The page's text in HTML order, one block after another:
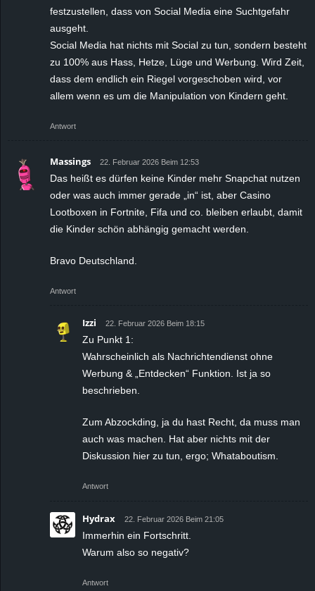
festzustellen, dass von Social Media eine Suchtgefahr
ausgeht.
Social Media hat nichts mit Social zu tun, sondern besteht
zu 100% aus Hass, Hetze, Lüge und Werbung. Wird Zeit,
dass dem endlich ein Riegel vorgeschoben wird, vor
allem wenn es um die Manipulation von Kindern geht.
Antwort
Massings 22. Februar 2026 Beim 12:53
Das heißt es dürfen keine Kinder mehr Snapchat nutzen
oder was auch immer gerade „in“ ist, aber Casino
Lootboxen in Fortnite, Fifa und co. bleiben erlaubt, damit
die Kinder schön abhängig gemacht werden.
Bravo Deutschland.
Antwort
Izzi 22. Februar 2026 Beim 18:15
Zu Punkt 1:
Wahrscheinlich als Nachrichtendienst ohne
Werbung & „Entdecken“ Funktion. Ist ja so
beschrieben.
Zum Abzockding, ja du hast Recht, da muss man
auch was machen. Hat aber nichts mit der
Diskussion hier zu tun, ergo; Whataboutism.
Antwort
Hydrax 22. Februar 2026 Beim 21:05
Immerhin ein Fortschritt.
Warum also so negativ?
Antwort